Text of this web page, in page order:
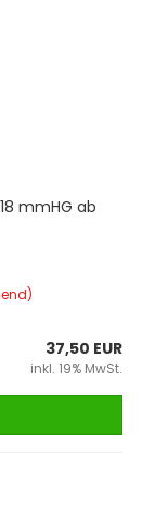
mmHG ab
37,50 EUR
inkl. 19% MwSt.